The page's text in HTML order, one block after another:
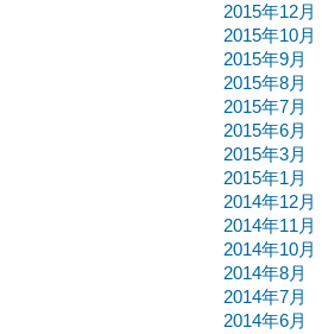
2015年12月
2015年10月
2015年9月
2015年8月
2015年7月
2015年6月
2015年3月
2015年1月
2014年12月
2014年11月
2014年10月
2014年8月
2014年7月
2014年6月